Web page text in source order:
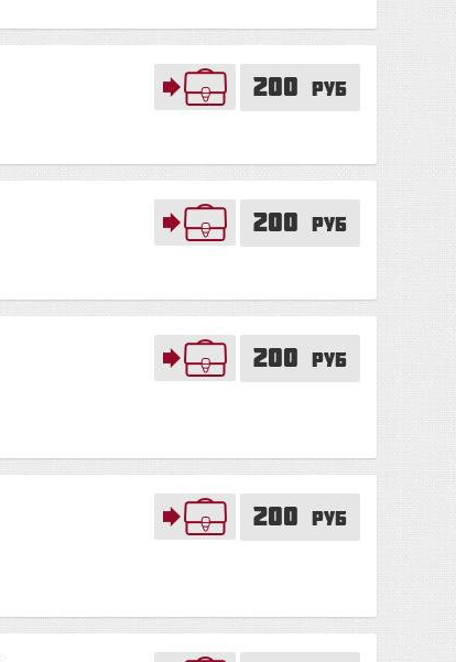
200 руб
200 руб
200 руб
200 руб